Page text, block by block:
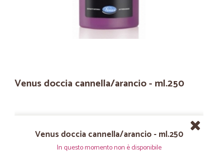
Venus doccia cannella/arancio - ml.250
Venus doccia cannella/arancio - ml.250
In questo momento non è disponibile